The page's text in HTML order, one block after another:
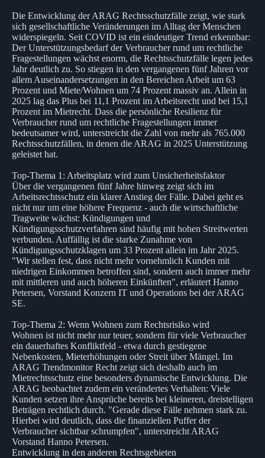
Die Entwicklung der ARAG Rechtsschutzfälle zeigt, wie stark
sich gesellschaftliche Veränderungen im Alltag der Menschen
widerspiegeln. Seit COVID ist ein eindeutiger Trend erkennbar:
Der Unterstützungsbedarf der Verbraucher rund um rechtliche
Fragestellungen wächst enorm, die Rechtsschutzfälle legen jedes
Jahr deutlich zu. So stiegen in den vergangenen fünf Jahren vor
allem Auseinandersetzungen in den Bereichen Arbeit um 63
Prozent und Miete/Wohnen um 74 Prozent massiv an. Allein in
2025 lag das Plus bei 11,1 Prozent im Arbeitsrecht und bei 15,1
Prozent im Mietrecht. Dass die persönliche Resilienz für
Verbraucher rund um rechtliche Fragestellungen immer
bedeutsamer wird, unterstreicht die Zahl von mehr als 765.000
Rechtsschutzfällen, in denen die ARAG in 2025 Unterstützung
geleistet hat.
Top-Thema 1: Arbeitsplatz wird zum Unsicherheitsfaktor
Über die vergangenen fünf Jahre hinweg zeigt sich im
Arbeitsrechtsschutz ein klarer Anstieg der Fälle. Dabei geht es
nicht nur um eine höhere Frequenz - auch die wirtschaftliche
Tragweite wächst: Kündigungen und
Kündigungsschutzverfahren sind häufig mit hohen Streitwerten
verbunden. Auffällig ist die starke Zunahme von
Kündigungsschutzklagen um 33 Prozent allein im Jahr 2025.
"Wir stellen fest, dass nicht mehr vornehmlich Kunden mit
niedrigen Einkommen betroffen sind, sondern auch immer mehr
mit mittleren und auch höheren Einkünften", erläutert Hanno
Petersen, Vorstand Konzern IT und Operations bei der ARAG
SE.
Top-Thema 2: Wenn Wohnen zum Rechtsrisiko wird
Wohnen ist nicht mehr nur teuer, sondern für viele Verbraucher
ein dauerhaftes Konfliktfeld - etwa durch gestiegene
Nebenkosten, Mieterhöhungen oder Streit über Mängel. Im
ARAG Trendmonitor Recht zeigt sich deshalb auch im
Mietrechtsschutz eine besonders dynamische Entwicklung. Die
ARAG beobachtet zudem ein verändertes Verhalten: Viele
Kunden setzen ihre Ansprüche bereits bei kleineren, dreistelligen
Beträgen rechtlich durch. "Gerade diese Fälle nehmen stark zu.
Hierbei wird deutlich, dass die finanziellen Puffer der
Verbraucher sichtbar schrumpfen", unterstreicht ARAG
Vorstand Hanno Petersen.
Entwicklung in den anderen Rechtsgebieten